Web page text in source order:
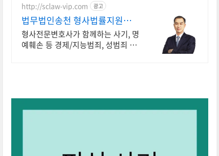
http://sclaw-vip.com 광고
법무법인송천 형사법률지원센
터
형사전문변호사가 함께하는 사기, 명
예훼손 등 경제/지능범죄, 성범죄 사